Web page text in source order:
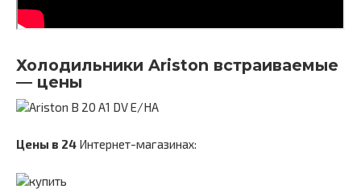
Холодильники Ariston встраиваемые
— цены
Цены в 24 Интернет-магазинах: